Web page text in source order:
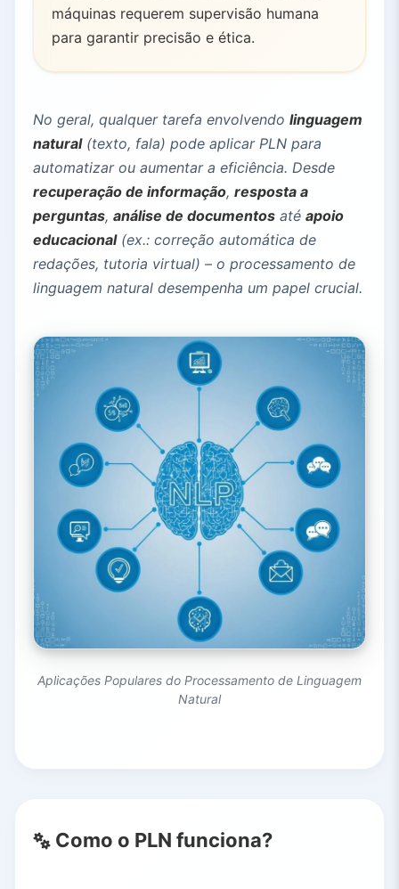
máquinas requerem supervisão humana
para garantir precisão e ética.
No geral, qualquer tarefa envolvendo linguagem
natural(texto, fala) pode aplicar PLN para
automatizar ou aumentar a eficiência. Desde
recuperação de informação, resposta a
perguntas, análise de documentos até apoio
educacional(ex.: correção automática de
redações, tutoria virtual) – o processamento de
linguagem natural desempenha um papel crucial.
Aplicações Populares do Processamento de Linguagem
Natural
Como o PLN funciona?